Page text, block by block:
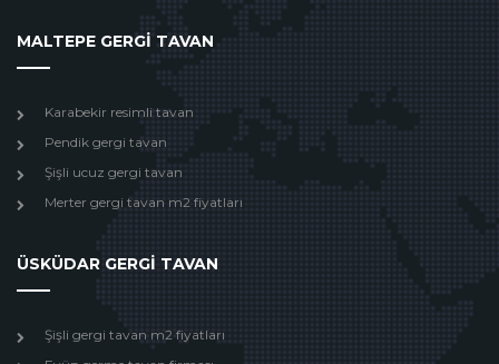
MALTEPE GERGİ TAVAN
Karabekir resimli tavan
Pendik gergi tavan
Şişli ucuz gergi tavan
Merter gergi tavan m2 fiyatları
ÜSKÜDAR GERGİ TAVAN
Şişli gergi tavan m2 fiyatları